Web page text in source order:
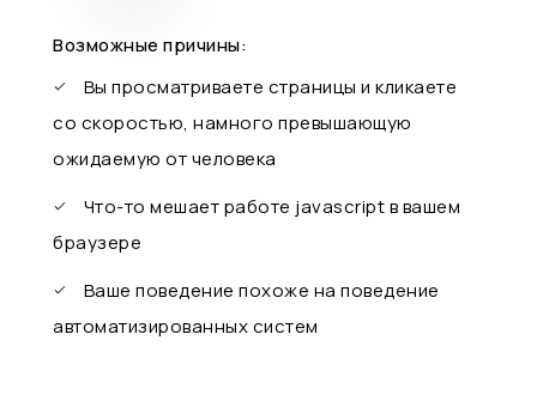
Возможные причины:
Вы просматриваете страницы и кликаете
со скоростью, намного превышающую
ожидаемую от человека
Что-то мешает работе javascript в вашем
браузере
Ваше поведение похоже на поведение
автоматизированных систем